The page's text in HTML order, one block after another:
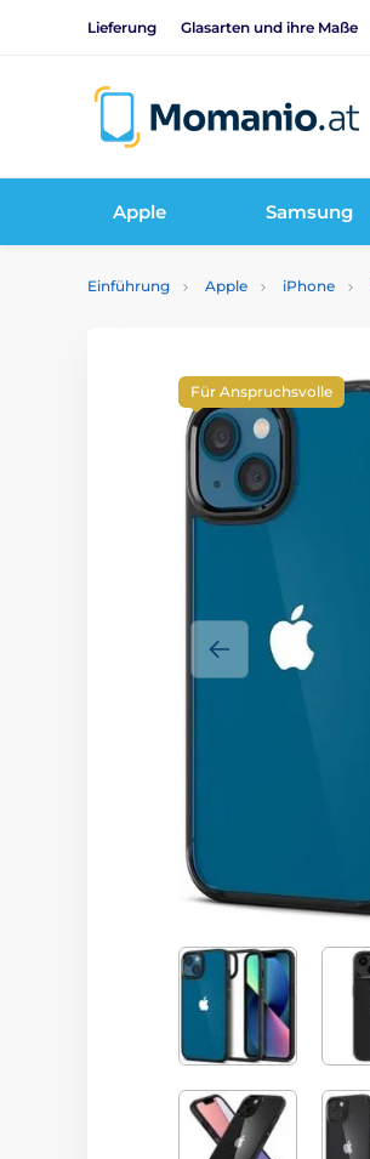
Lieferung Glasarten und ihre Maße
Apple Samsung
Einführung Apple iPhone
Für Anspruchsvolle